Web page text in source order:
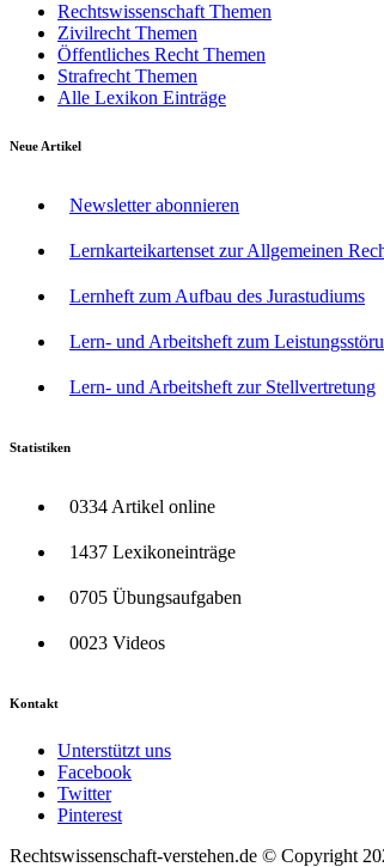
Rechtswissenschaft Themen
Zivilrecht Themen
Öffentliches Recht Themen
Strafrecht Themen
Alle Lexikon Einträge
Neue Artikel
Newsletter abonnieren
Lernkarteikartenset zur Allgemeinen
Lernheft zum Aufbau des Jurastudiums
Lern- und Arbeitsheft zum
Lern- und Arbeitsheft zur Stellvertretung
Statistiken
0334 Artikel online
1437 Lexikoneinträge
0705 Übungsaufgaben
0023 Videos
Kontakt
Unterstützt uns
Facebook
Twitter
Pinterest
Rechtswissenschaft-verstehen.de © Copyright